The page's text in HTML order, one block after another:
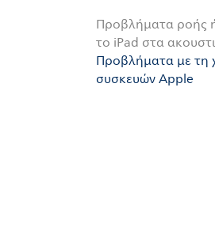
Προβλήματα ροής
το iPad στα
Προβλήματα με
συσκευών Apple